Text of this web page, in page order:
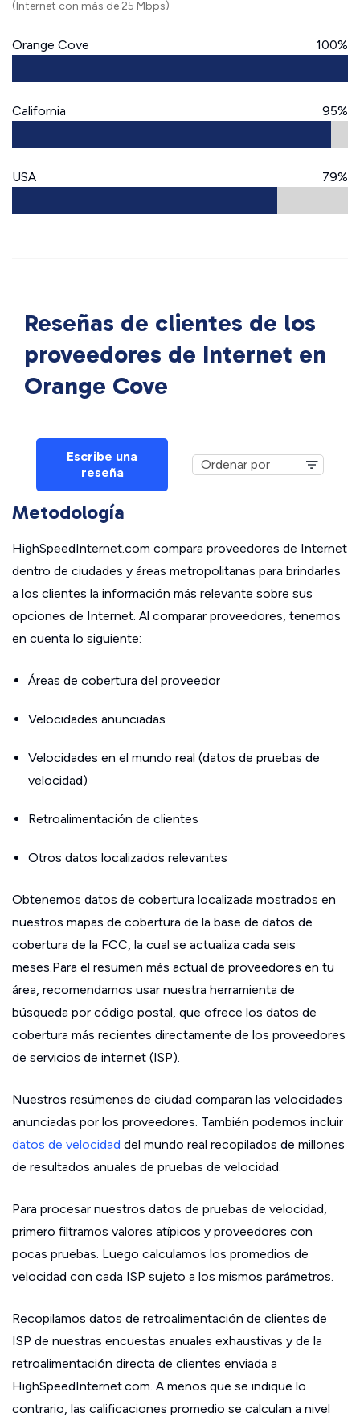
(Internet con más de 25 Mbps)
Orange Cove 100%
California 95%
USA 79%
Reseñas de clientes de los
proveedores de Internet en
Orange Cove
Escribe una
reseña
Metodología
HighSpeedInternet.com compara proveedores de Internet
dentro de ciudades y áreas metropolitanas para brindarles
a los clientes la información más relevante sobre sus
opciones de Internet. Al comparar proveedores, tenemos
en cuenta lo siguiente:
Áreas de cobertura del proveedor
Velocidades anunciadas
Velocidades en el mundo real (datos de pruebas de
velocidad)
Retroalimentación de clientes
Otros datos localizados relevantes
Obtenemos datos de cobertura localizada mostrados en
nuestros mapas de cobertura de la base de datos de
cobertura de la FCC, la cual se actualiza cada seis
meses.Para el resumen más actual de proveedores en tu
área, recomendamos usar nuestra herramienta de
búsqueda por código postal, que ofrece los datos de
cobertura más recientes directamente de los proveedores
de servicios de internet (ISP).
Nuestros resúmenes de ciudad comparan las velocidades
anunciadas por los proveedores. También podemos incluir
datos de velocidad del mundo real recopilados de millones
de resultados anuales de pruebas de velocidad.
Para procesar nuestros datos de pruebas de velocidad,
primero filtramos valores atípicos y proveedores con
pocas pruebas. Luego calculamos los promedios de
velocidad con cada ISP sujeto a los mismos parámetros.
Recopilamos datos de retroalimentación de clientes de
ISP de nuestras encuestas anuales exhaustivas y de la
retroalimentación directa de clientes enviada a
HighSpeedInternet.com. A menos que se indique lo
contrario, las calificaciones promedio se calculan a nivel